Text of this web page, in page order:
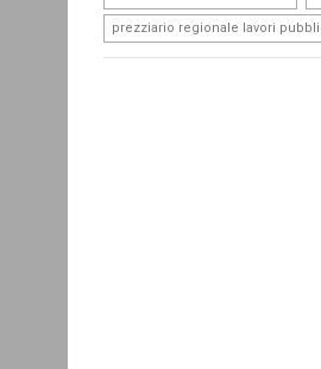
prezziario regionale lavori